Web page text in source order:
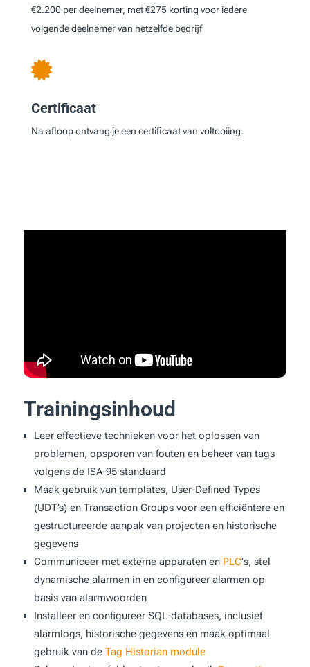
€2.200 per deelnemer, met €275 korting voor iedere
volgende deelnemer van hetzelfde bedrijf

Certificaat
Na afloop ontvang je een certificaat van voltooiing.
Trainingsinhoud
Leer effectieve technieken voor het oplossen van
problemen, opsporen van fouten en beheer van tags
volgens de ISA-95 standaard
Maak gebruik van templates, User-Defined Types
(UDT’s) en Transaction Groups voor een efficiëntere en
gestructureerde aanpak van projecten en historische
gegevens
Communiceer met externe apparaten en PLC‘s, stel
dynamische alarmen in en configureer alarmen op
basis van alarmwoorden
Installeer en configureer SQL-databases, inclusief
alarmlogs, historische gegevens en maak optimaal
gebruik van de Tag Historian module